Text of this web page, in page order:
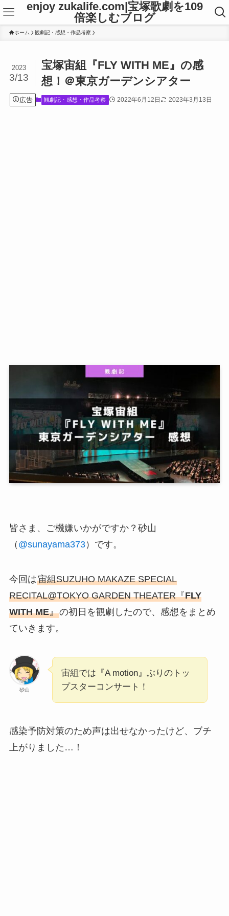
enjoy zukalife.com|宝塚歌劇を109
倍楽しむブログ
ホーム 観劇記・感想・作品考察
宝塚宙組『FLY WITH ME』の感
想！＠東京ガーデンシアター
2023
3/13
広告 観劇記・感想・作品考察 2022年6月12日 2023年3月13日
皆さま、ご機嫌いかがですか？砂山
（ @sunayama373）です。
今回は宙組SUZUHO MAKAZE SPECIAL
RECITAL@TOKYO GARDEN THEATER『FLY
WITH ME』の初日を観劇したので、感想をまとめ
ていきます。
砂山
宙組では『A motion』ぶりのトッ
プスターコンサート！
感染予防対策のため声は出せなかったけど、ブチ
上がりました…！